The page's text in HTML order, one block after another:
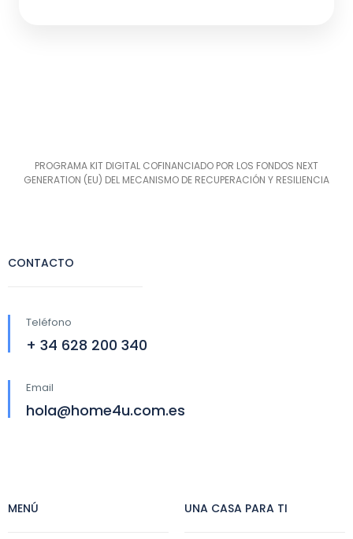
PROGRAMA KIT DIGITAL COFINANCIADO POR LOS FONDOS NEXT
GENERATION (EU) DEL MECANISMO DE RECUPERACIÓN Y RESILIENCIA
CONTACTO
Teléfono
+ 34 628 200 340
Email
hola@home4u.com.es
MENÚ UNA CASA PARA TI